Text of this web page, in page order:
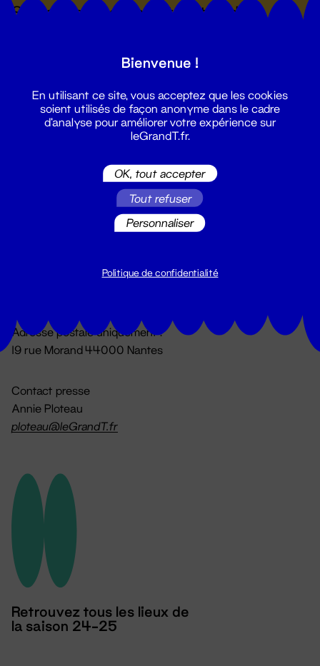
Suivez toutes les actualités du
Du lundi au vendredi 14h → 18h
Adresse postale uniquement :
19 rue Morand 44000 Nantes
Contact presse
Annie Ploteau
ploteau@leGrandT.fr
Retrouvez tous les lieux de
la saison 24-25
Bienvenue !
En utilisant ce site, vous acceptez que les cookies
soient utilisés de façon anonyme dans le cadre
d'analyse pour améliorer votre expérience sur
leGrandT.fr.
OK, tout accepter
Tout refuser
Personnaliser
Politique de confidentialité